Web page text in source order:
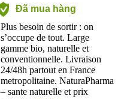
Đã mua hàng
Plus besoin de sortir : on
s’occupe de tout. Large
gamme bio, naturelle et
conventionnelle. Livraison
24/48h partout en France
metropolitaine. NaturaPharma
– sante naturelle et prix